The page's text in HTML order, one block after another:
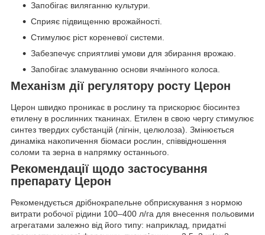
Запобігає виляганню культури.
Сприяє підвищенню врожайності.
Стимулює ріст кореневої системи.
Забезпечує сприятливі умови для збирання врожаю.
Запобігає зламуванню основи ячмінного колоса.
Механізм дії регулятору росту Церон
Церон швидко проникає в рослину та прискорює біосинтез
етилену в рослинних тканинах. Етилен в свою чергу стимулює
синтез твердих субстанцій (лігнін, целюлоза). Змінюється
динаміка накопичення біомаси рослин, співвідношення
соломи та зерна в напрямку останнього.
Рекомендації щодо застосування
препарату Церон
Рекомендується дрібнокрапельне обприскування з нормою
витрати робочої рідини 100–400 л/га для внесення польовими
агрегатами залежно від його типу: наприклад, придатні